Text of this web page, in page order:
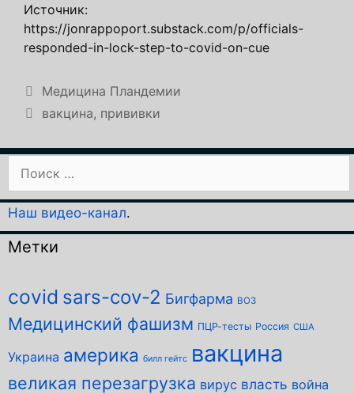
Источник:
https://jonrappoport.substack.com/p/officials-
responded-in-lock-step-to-covid-on-cue
Рубрики
Медицина Пландемии
Метки
вакцина, прививки
Наш видео-канал.
Метки
covid sars-cov-2 Бигфарма ВОЗ
Медицинский фашизм ПЦР-тесты Россия США
Украина америка билл гейтс вакцина
великая перезагрузка вирус власть война